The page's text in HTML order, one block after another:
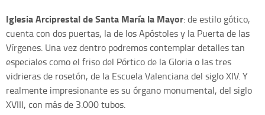
Iglesia Arciprestal de Santa María la Mayor: de estilo gótico,
cuenta con dos puertas, la de los Apóstoles y la Puerta de las
Vírgenes. Una vez dentro podremos contemplar detalles tan
especiales como el friso del Pórtico de la Gloria o las tres
vidrieras de rosetón, de la Escuela Valenciana del siglo XIV. Y
realmente impresionante es su órgano monumental, del siglo
XVIII, con más de 3.000 tubos.